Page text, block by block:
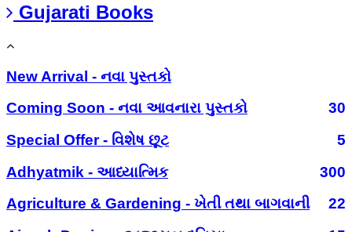
Gujarati Books
New Arrival - નવા પુસ્તકો
Coming Soon - નવા આવનારા પુસ્તકો
30
Special Offer - વિશેષ છૂટ
5
Adhyatmik - આધ્યાત્મિક
300
Agriculture & Gardening - ખેતી તથા બાગવાની
22